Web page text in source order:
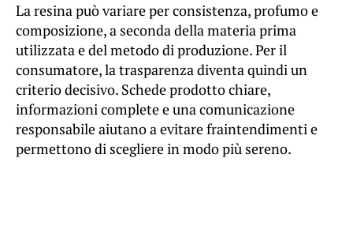
La resina può variare per consistenza, profumo e
composizione, a seconda della materia prima
utilizzata e del metodo di produzione. Per il
consumatore, la trasparenza diventa quindi un
criterio decisivo. Schede prodotto chiare,
informazioni complete e una comunicazione
responsabile aiutano a evitare fraintendimenti e
permettono di scegliere in modo più sereno.